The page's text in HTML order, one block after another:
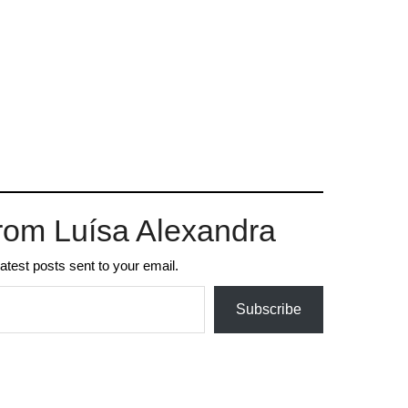
Luísa Alexandra
posts sent to your email.
Subscribe